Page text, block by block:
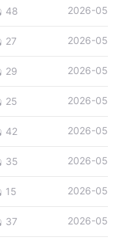
48 2026-05
27 2026-05
29 2026-05
25 2026-05
42 2026-05
35 2026-05
15 2026-05
37 2026-05